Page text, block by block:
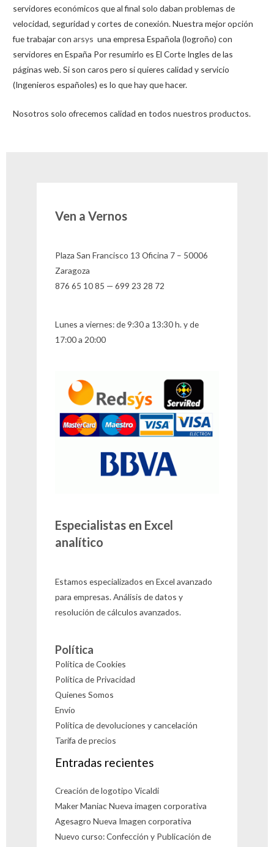
servidores económicos que al final solo daban problemas de
velocidad, seguridad y cortes de conexión. Nuestra mejor opción
fue trabajar conarsys una empresa Española (logroño) con
servidores en España Por resumirlo es El Corte Ingles de las
páginas web. Si son caros pero si quieres calidad y servicio
(Ingenieros españoles) es lo que hay que hacer.
Nosotros solo ofrecemos calidad en todos nuestros productos.
Ven a Vernos
Plaza San Francisco 13 Oficina 7 – 50006
Zaragoza
876 65 10 85 — 699 23 28 72
Lunes a viernes: de 9:30 a 13:30 h. y de
17:00 a 20:00
Especialistas en Excel
analítico
Estamos especializados en Excel avanzado
para empresas. Análisis de datos y
resolución de cálculos avanzados.
Política
Política de Cookies
Política de Privacidad
Quienes Somos
Envío
Política de devoluciones y cancelación
Tarifa de precios
Entradas recientes
Creación de logotipo Vicaldi
Maker Maniac Nueva imagen corporativa
Agesagro Nueva Imagen corporativa
Nuevo curso: Confección y Publicación de